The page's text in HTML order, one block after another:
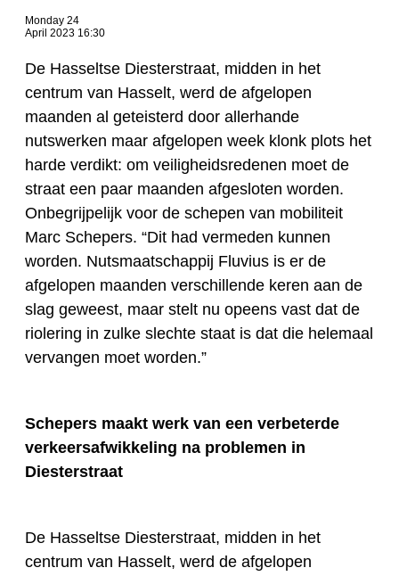
Monday 24
April 2023 16:30
De Hasseltse Diesterstraat, midden in het
centrum van Hasselt, werd de afgelopen
maanden al geteisterd door allerhande
nutswerken maar afgelopen week klonk plots het
harde verdikt: om veiligheidsredenen moet de
straat een paar maanden afgesloten worden.
Onbegrijpelijk voor de schepen van mobiliteit
Marc Schepers. “Dit had vermeden kunnen
worden. Nutsmaatschappij Fluvius is er de
afgelopen maanden verschillende keren aan de
slag geweest, maar stelt nu opeens vast dat de
riolering in zulke slechte staat is dat die helemaal
vervangen moet worden.”
Schepers maakt werk van een verbeterde
verkeersafwikkeling na problemen in
Diesterstraat
De Hasseltse Diesterstraat, midden in het
centrum van Hasselt, werd de afgelopen